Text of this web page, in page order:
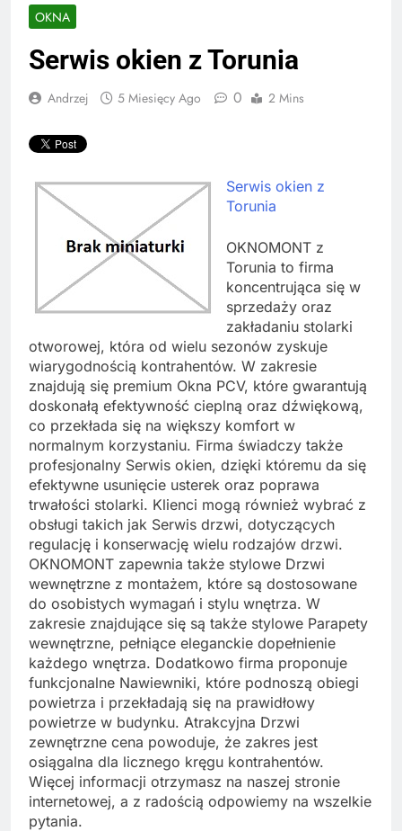
OKNA
Serwis okien z Torunia
Andrzej 5 Miesięcy Ago 0 2 Mins
Serwis okien z
Torunia
OKNOMONT z
Torunia to firma
koncentrująca się w
sprzedaży oraz
zakładaniu stolarki
otworowej, która od wielu sezonów zyskuje
wiarygodnością kontrahentów. W zakresie
znajdują się premium Okna PCV, które gwarantują
doskonałą efektywność cieplną oraz dźwiękową,
co przekłada się na większy komfort w
normalnym korzystaniu. Firma świadczy także
profesjonalny Serwis okien, dzięki któremu da się
efektywne usunięcie usterek oraz poprawa
trwałości stolarki. Klienci mogą również wybrać z
obsługi takich jak Serwis drzwi, dotyczących
regulację i konserwację wielu rodzajów drzwi.
OKNOMONT zapewnia także stylowe Drzwi
wewnętrzne z montażem, które są dostosowane
do osobistych wymagań i stylu wnętrza. W
zakresie znajdujące się są także stylowe Parapety
wewnętrzne, pełniące eleganckie dopełnienie
każdego wnętrza. Dodatkowo firma proponuje
funkcjonalne Nawiewniki, które podnoszą obiegi
powietrza i przekładają się na prawidłowy
powietrze w budynku. Atrakcyjna Drzwi
zewnętrzne cena powoduje, że zakres jest
osiągalna dla licznego kręgu kontrahentów.
Więcej informacji otrzymasz na naszej stronie
internetowej, a z radością odpowiemy na wszelkie
pytania.